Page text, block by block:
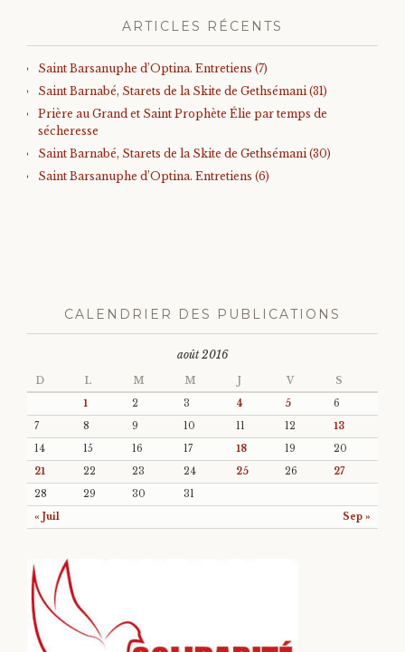
ARTICLES RÉCENTS
Saint Barsanuphe d’Optina. Entretiens (7)
Saint Barnabé, Starets de la Skite de Gethsémani (31)
Prière au Grand et Saint Prophète Élie par temps de
sécheresse
Saint Barnabé, Starets de la Skite de Gethsémani (30)
Saint Barsanuphe d’Optina. Entretiens (6)
CALENDRIER DES PUBLICATIONS
août 2016
D L M M J V S
« Juil Sep »
1 2 3 4 5
6
7
8 9 10 11 12
13
14
15 16 17 18 19
20
21
22 23 24 25 26
27
28
29 30 31